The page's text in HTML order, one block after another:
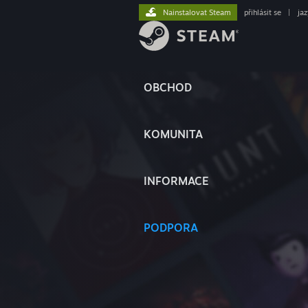
OBCHOD
KOMUNITA
INFORMACE
PODPORA
Nainstalovat Steam přihlásit se